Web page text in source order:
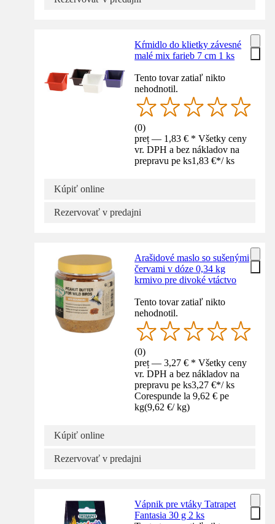
Kŕmidlo do klietky závesné
malé mix farieb 7 cm 1 ks
Tento tovar zatiaľ nikto
nehodnotil.
(0)
preț — 1,83 € * Všetky ceny
vr. DPH a bez nákladov na
prepravu pe ks1,83 €*/ ks
Kúpiť online
Rezervovať v predajni
Arašidové maslo so sušenými
červami v dóze 0,34 kg
krmivo pre divoké vtáctvo
Tento tovar zatiaľ nikto
nehodnotil.
(0)
preț — 3,27 € * Všetky ceny
vr. DPH a bez nákladov na
prepravu pe ks3,27 €*/ ks
Corespunde la 9,62 € pe
kg(9,62 €/ kg)
Kúpiť online
Rezervovať v predajni
Vápnik pre vtáky Tatrapet
Fantasia 30 g 2 ks